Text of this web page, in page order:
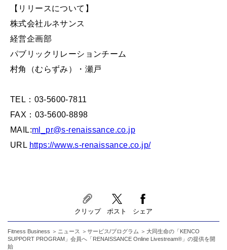
【リリースについて】
株式会社ルネサンス
経営企画部
パブリックリレーションチーム
村角（むらずみ）・瀬戸
TEL：03-5600-7811
FAX：03-5600-8898
MAIL:ml_pr@s-renaissance.co.jp
URL https://www.s-renaissance.co.jp/
クリップ ポスト シェア
Fitness Business ニュース サービス/プログラム
大同生命の「KENCO
SUPPORT PROGRAM」会員へ「RENAISSANCE Online Livestream®」の提供を開
始